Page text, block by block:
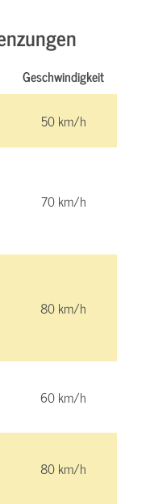
Geschwindigkeit
50 km/h
70 km/h
80 km/h
60 km/h
80 km/h